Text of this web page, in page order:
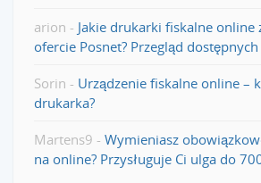
arion - Jakie drukarki fiskalne online
ofercie Posnet? Przegląd
Sorin - Urządzenie fiskalne online –
drukarka?
Martens9 - Wymieniasz
na online? Przysługuje Ci ulga do